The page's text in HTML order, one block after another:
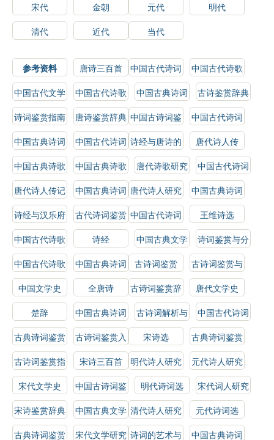
宋代
金朝 元代
明代
清代
近代 当代
参考资料 唐诗三百首
中国古代诗词
选读
中国古代诗歌
鉴赏
中国古代文学
史
中国古代诗歌
鉴赏辞典
中国古典诗词
鉴赏
古诗鉴赏辞典
诗词鉴赏指南
唐诗鉴赏辞典 中国古诗词鉴
赏辞典
中国古代诗词
鉴赏辞典
中国古典诗词
鉴赏辞典
中国古代诗词
鉴赏
诗经与唐诗的
比较研究
唐代诗人传
中国古典诗歌
鉴赏辞典
中国古典诗歌
鉴赏
唐代诗歌研究
中国古代诗词
研究
唐代诗人传记
中国古典诗词
赏析
唐代诗人研究
中国古典诗词
选
诗经与汉乐府 古代诗词鉴赏 中国古代诗词
选
王维诗选
中国古代诗歌
史
诗经
中国古典文学
史
诗词鉴赏与分
析
中国古代诗歌
选
中国古典诗词
研究
古诗词鉴赏
古诗词鉴赏与
解析
中国文学史 全唐诗
古诗词鉴赏辞
典
唐代文学史
楚辞
中国古典诗词
解析
古诗词解析与
鉴赏
中国古代诗词
概论
古典诗词鉴赏
古诗词鉴赏入
门
宋诗选
古典诗词鉴赏
辞典
古诗词鉴赏指
南
宋诗三百首 明代诗人研究
元代诗人研究
宋代文学史
中国古诗词鉴
赏
明代诗词选
宋代词人研究
宋诗鉴赏辞典
中国古典文学
作品选
清代诗人研究
元代诗词选
古典诗词鉴赏
宋代文学研究 诗词的艺术与 中国古典诗词